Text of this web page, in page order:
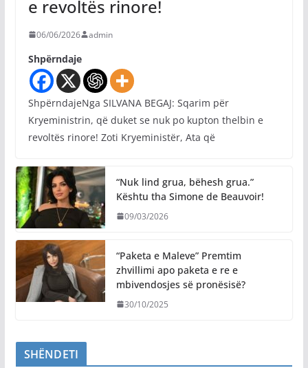
e revoltës rinore!
06/06/2026 admin
Shpërndaje
ShpërndajeNga SILVANA BEGAJ: Sqarim për
Kryeministrin, që duket se nuk po kupton thelbin e
revoltës rinore! Zoti Kryeministër, Ata që
“Nuk lind grua, bëhesh grua.”
Kështu tha Simone de Beauvoir!
09/03/2026
“Paketa e Maleve” Premtim
zhvillimi apo paketa e re e
mbivendosjes së pronësisë?
30/10/2025
SHËNDETI